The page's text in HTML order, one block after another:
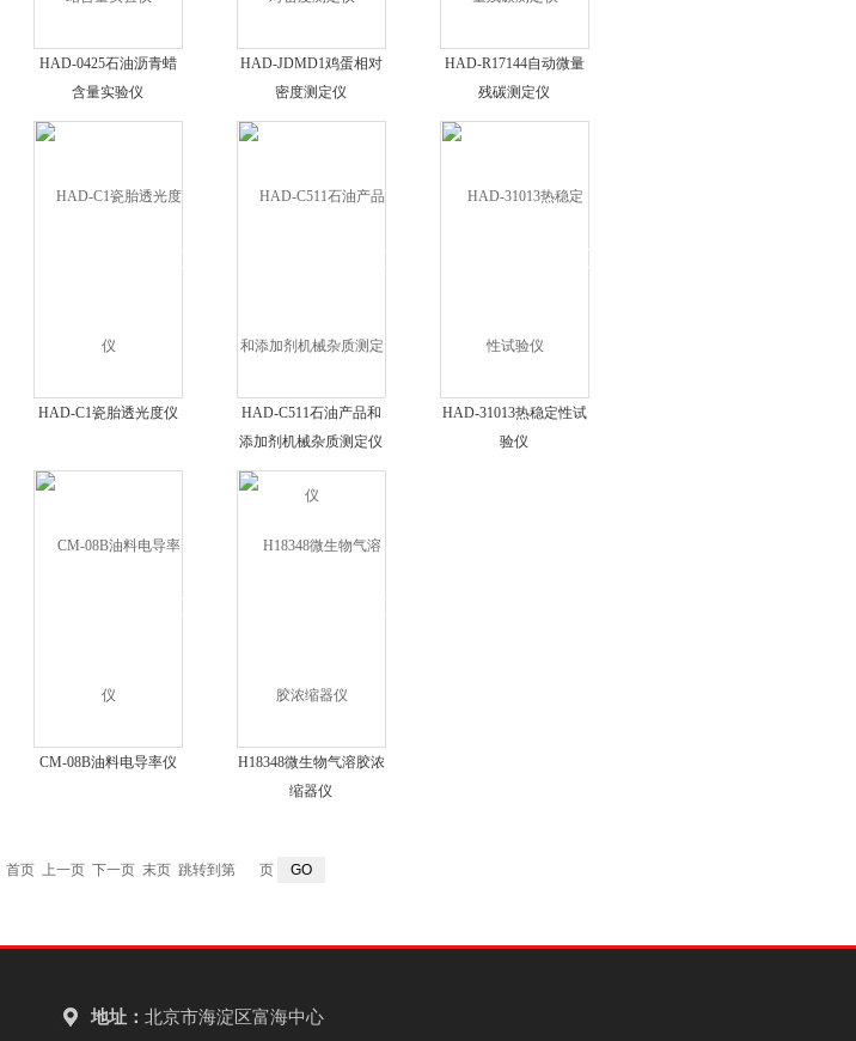
HAD-0425石油沥青蜡
含量实验仪
HAD-JDMD1鸡蛋相对
密度测定仪
HAD-R17144自动微量
残碳测定仪
HAD-C1瓷胎透光度仪
HAD-C511石油产品和
添加剂机械杂质测定仪
HAD-31013热稳定性试
验仪
CM-08B油料电导率仪
H18348微生物气溶胶浓
缩器仪
首页 上一页 下一页 末页跳转到第 页
地址： 北京市海淀区富海中心